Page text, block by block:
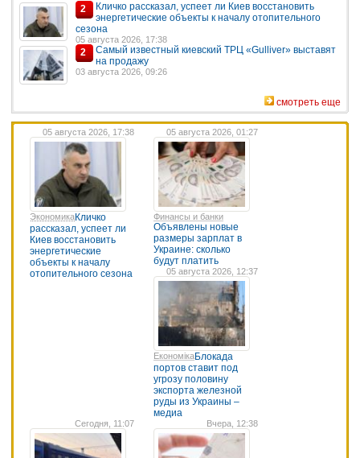
2
Кличко рассказал, успеет ли Киев восстановить
энергетические объекты к началу отопительного
сезона
05 августа 2026, 17:38
2
Самый известный киевский ТРЦ «Gulliver» выставят
на продажу
03 августа 2026, 09:26
смотреть еще
05 августа 2026, 17:38
ЭкономикаКличко
рассказал, успеет ли
Киев восстановить
энергетические
объекты к началу
отопительного сезона
05 августа 2026, 01:27
Финансы и банки
Объявлены новые
размеры зарплат в
Украине: сколько
будут платить
05 августа 2026, 12:37
ЕкономікаБлокада
портов ставит под
угрозу половину
экспорта железной
руды из Украины –
медиа
Сегодня, 11:07 Вчера, 12:38